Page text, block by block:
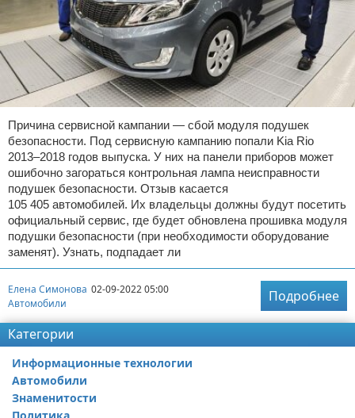
Причина сервисной кампании — сбой модуля подушек
безопасности. Под сервисную кампанию попали Kia Rio
2013–2018 годов выпуска. У них на панели приборов может
ошибочно загораться контрольная лампа неисправности
подушек безопасности. Отзыв касается
105 405 автомобилей. Их владельцы должны будут посетить
официальный сервис, где будет обновлена прошивка модуля
подушки безопасности (при необходимости оборудование
заменят). Узнать, подпадает ли
Елена Симонова 02-09-2022 05:00
Автомобили
Подробнее
Категории
Информационные технологии
Автомобили
Знаменитости